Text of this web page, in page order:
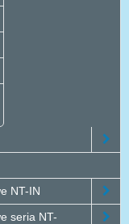
NT-IN
seria NT-